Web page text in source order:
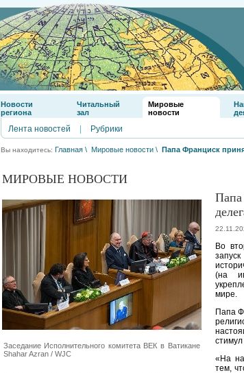
Новости
региона
Читальный
зал
Мировые
новости
Лента новостей Рубрики
Вы находитесь: Главная \ Мировые новости \ Папа Франциск
МИРОВЫЕ НОВОСТИ
Заседание Исполнительного комитета ВЕК в Ватикане
Shahar Azran / WJC
Папа
Во
(на
мире.
Папа
«На
тем,